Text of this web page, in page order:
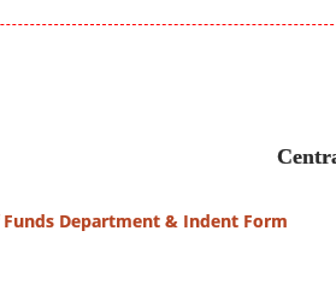
Department & Indent Form